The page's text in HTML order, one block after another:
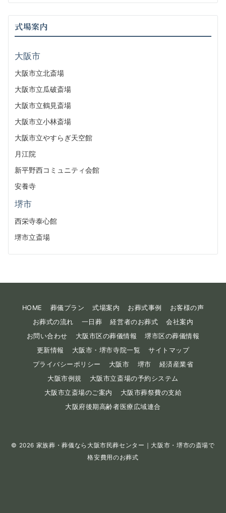
式場案内
大阪市
大阪市立北斎場
大阪市立瓜破斎場
大阪市立鶴見斎場
大阪市立小林斎場
大阪市立やすらぎ天空館
月江院
新平野西コミュニティ会館
安養寺
堺市
西栄寺泰心館
堺市立斎場
HOME 葬儀プラン 式場案内 お葬式事例
お客様の声
お葬式の流れ
一日葬 経営者のお葬式
会社案内
お問い合わせ
大阪市区の葬儀情報
堺市区の葬儀情報
更新情報
大阪市・堺市寺院一覧
サイトマップ
プライバシーポリシー
大阪市 堺市
経済産業省
大阪市例規
大阪市立斎場の予約システム
大阪市立斎場のご案内
大阪市葬祭費の支給
大阪府後期高齢者医療広域連合
© 2026 家族葬・葬儀なら大阪市民葬センター｜大阪市・堺市の斎場で
格安費用のお葬式